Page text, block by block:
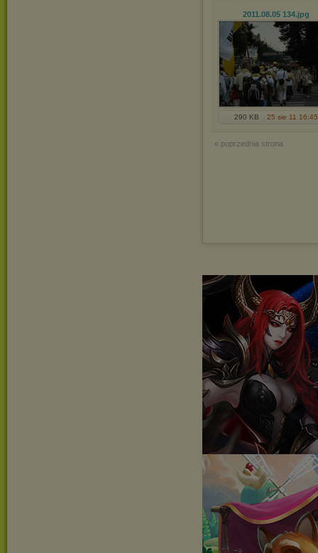
2011.08.05 134.jpg
290 KB 25 sie 11 16:45
« poprzednia strona